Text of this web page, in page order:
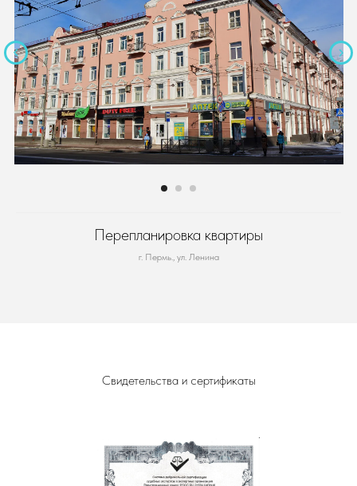
Перепланировка квартиры
г. Пермь., ул. Ленина
Свидетельства и сертификаты